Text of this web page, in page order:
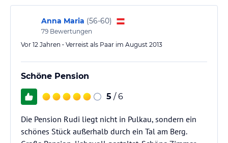
Anna Maria (56-60)
79 Bewertungen
Vor 12 Jahren • Verreist als Paar im August 2013
Schöne Pension
5 / 6
Die Pension Rudi liegt nicht in Pulkau, sondern ein
schönes Stück außerhalb durch ein Tal am Berg.